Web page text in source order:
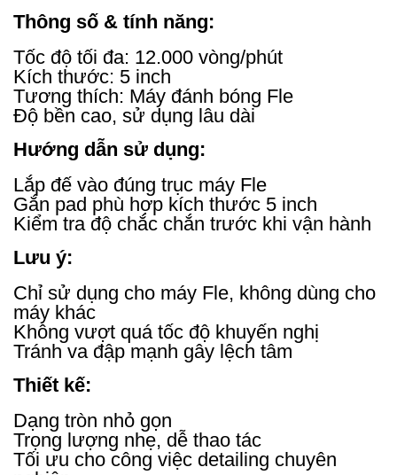
Thông số & tính năng:
Tốc độ tối đa: 12.000 vòng/phút
Kích thước: 5 inch
Tương thích: Máy đánh bóng Fle
Độ bền cao, sử dụng lâu dài
Hướng dẫn sử dụng:
Lắp đế vào đúng trục máy Fle
Gắn pad phù hợp kích thước 5 inch
Kiểm tra độ chắc chắn trước khi vận hành
Lưu ý:
Chỉ sử dụng cho máy Fle, không dùng cho
máy khác
Không vượt quá tốc độ khuyến nghị
Tránh va đập mạnh gây lệch tâm
Thiết kế:
Dạng tròn nhỏ gọn
Trọng lượng nhẹ, dễ thao tác
Tối ưu cho công việc detailing chuyên